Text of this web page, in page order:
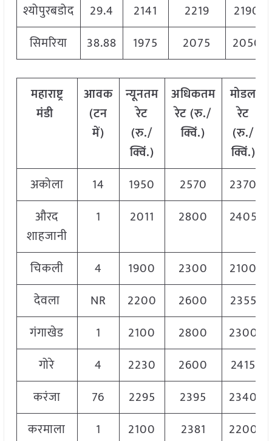
श्योपुरबडोद
29.4 2141 2219
2190
सिमरिया
38.88 1975 2075 2050
महाराष्ट्र
मंडी
आवक
(टन
में)
न्यूनतम
रेट
(रु./
क्विं.)
अधिकतम
रेट (रु./
क्विं.)
मोडल
रेट
(रु./
क्विं.)
अकोला
14 1950 2570
2370
औरद
शाहजानी
1 2011 2800 2405
चिकली 4 1900 2300
2100
देवला
NR 2200 2600
2355
गंगाखेड
1 2100 2800
2300
गोरे
4 2230 2600
2415
करंजा
76 2295 2395
2340
करमाला
1 2100 2381
2200